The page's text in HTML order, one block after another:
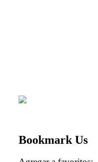
Bookmark Us